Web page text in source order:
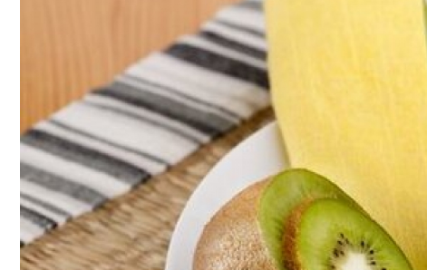
Культура
Авто, мото
Спорт
Знаменитости